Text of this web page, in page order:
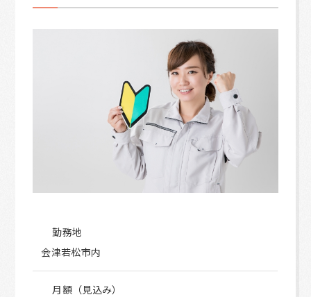
勤務地
会津若松市内
月額（見込み）